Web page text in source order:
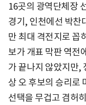
16곳의 광역단체장
경기, 인천에선 박찬
만 최대 격전지로 꼽
보가 개표 막판 역전
가 끝나지 않았지만,
상 오 후보의 승리로
선택을 무겁고 겸허